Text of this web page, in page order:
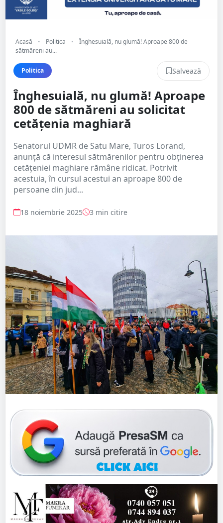
Acasă • Politica •
Înghesuială, nu glumă! Aproape 800 de
sătmăreni au...
Politica Salvează
Înghesuială, nu glumă! Aproape
800 de sătmăreni au solicitat
cetățenia maghiară
Senatorul UDMR de Satu Mare, Turos Lorand,
anunță că interesul sătmărenilor pentru obținerea
cetățeniei maghiare rămâne ridicat. Potrivit
acestuia, în cursul acestui an aproape 800 de
persoane din jud...
18 noiembrie 2025 3 min citire